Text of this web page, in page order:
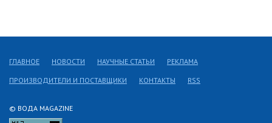
© ВОДА MAGAZINE
ГЛАВНОЕ НОВОСТИ НАУЧНЫЕ СТАТЬИ РЕКЛАМА
ПРОИЗВОДИТЕЛИ И ПОСТАВЩИКИ КОНТАКТЫ RSS